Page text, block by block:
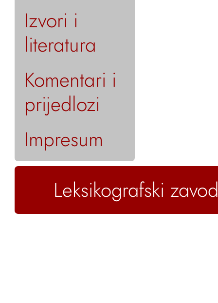
Izvori i
literatura
Komentari i
prijedlozi
Impresum
Leksikografski